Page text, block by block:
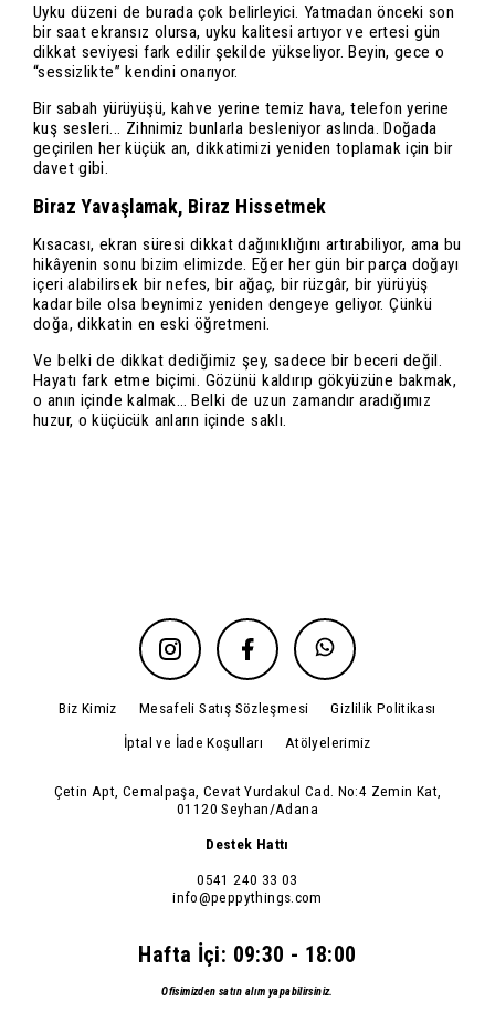
Uyku düzeni de burada çok belirleyici. Yatmadan önceki son
bir saat ekransız olursa, uyku kalitesi artıyor ve ertesi gün
dikkat seviyesi fark edilir şekilde yükseliyor. Beyin, gece o
“sessizlikte” kendini onarıyor.
Bir sabah yürüyüşü, kahve yerine temiz hava, telefon yerine
kuş sesleri... Zihnimiz bunlarla besleniyor aslında. Doğada
geçirilen her küçük an, dikkatimizi yeniden toplamak için bir
davet gibi.
Biraz Yavaşlamak, Biraz Hissetmek
Kısacası, ekran süresi dikkat dağınıklığını artırabiliyor, ama bu
hikâyenin sonu bizim elimizde. Eğer her gün bir parça doğayı
içeri alabilirsek bir nefes, bir ağaç, bir rüzgâr, bir yürüyüş
kadar bile olsa beynimiz yeniden dengeye geliyor. Çünkü
doğa, dikkatin en eski öğretmeni.
Ve belki de dikkat dediğimiz şey, sadece bir beceri değil.
Hayatı fark etme biçimi. Gözünü kaldırıp gökyüzüne bakmak,
o anın içinde kalmak… Belki de uzun zamandır aradığımız
huzur, o küçücük anların içinde saklı.
Biz Kimiz Mesafeli Satış Sözleşmesi
Gizlilik Politikası
İptal ve İade Koşulları
Atölyelerimiz
Çetin Apt, Cemalpaşa, Cevat Yurdakul Cad. No:4 Zemin Kat,
01120 Seyhan/Adana
Destek Hattı
0541 240 33 03
info@peppythings.com
Hafta İçi: 09:30 - 18:00
Ofisimizden satın alım yapabilirsiniz.